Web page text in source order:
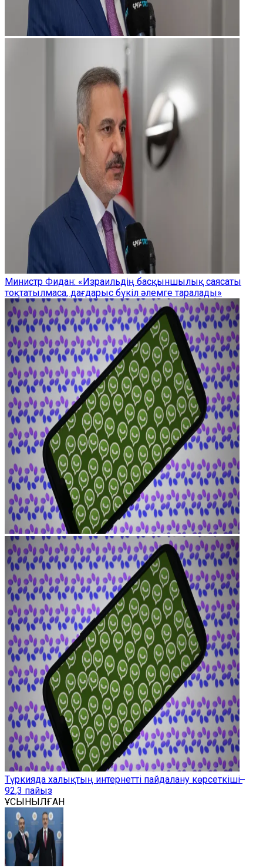
Министр Фидан: «Израильдің басқыншылық саясаты
тоқтатылмаса, дағдарыс бүкіл әлемге таралады»
Түркияда халықтың интернетті пайдалану көрсеткіші ̶
92,3 пайыз
ҰСЫНЫЛҒАН